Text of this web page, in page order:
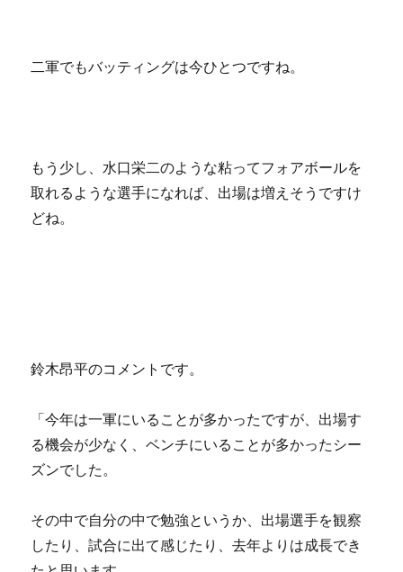
二軍でもバッティングは今ひとつですね。
もう少し、水口栄二のような粘ってフォアボールを
取れるような選手になれば、出場は増えそうですけ
どね。
鈴木昂平のコメントです。
「今年は一軍にいることが多かったですが、出場す
る機会が少なく、ベンチにいることが多かったシー
ズンでした。
その中で自分の中で勉強というか、出場選手を観察
したり、試合に出て感じたり、去年よりは成長でき